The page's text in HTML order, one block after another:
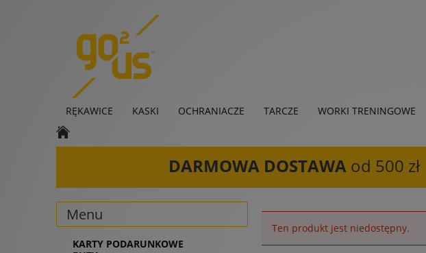
RĘKAWICE KASKI OCHRANIACZE TARCZE WORKI TRENINGOWE
KARTY PODARUNKOWE
DARMOWA DOSTAWA od 500 zł
Menu
KARTY PODARUNKOWE
Ten produkt jest niedostępny.